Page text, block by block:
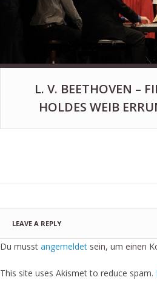
L. V. BEETHOVEN –
HOLDES WEIB
LEAVE A REPLY
Du musst angemeldet sein, um einen
This site uses Akismet to reduce spam.